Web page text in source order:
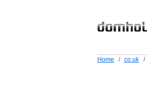
Home / co.uk /